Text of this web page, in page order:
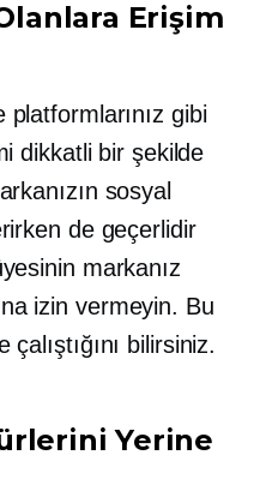
Erişim
gibi
dikkatli bir şekilde
sosyal
de geçerlidir
markanız
izin vermeyin. Bu
bilirsiniz.
Yerine